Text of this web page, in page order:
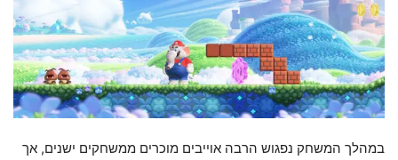
במהלך המשחק נפגוש הרבה אוייבים מוכרים ממשחקים ישנים, אך